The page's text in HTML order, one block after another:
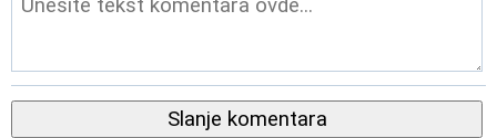
Slanje komentara